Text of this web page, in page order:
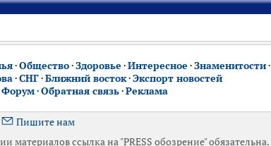
·Общество·Здоровье ·Интересное ·Знаменитости·
·СНГ·Ближний восток·Экспорт новостей
Форум·Обратная связь·Реклама
Пишите нам
ссылка на "PRESS обозрение" обязательна.